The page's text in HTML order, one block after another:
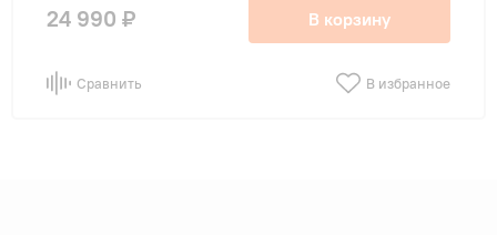
24 990 ₽ В корзину
Сравнить В избранное